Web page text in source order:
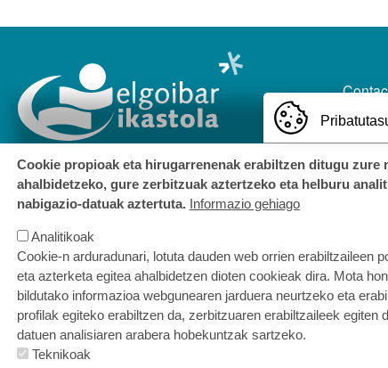
ORRI-
Cookie propioak eta hirugarrenenak erabiltzen ditugu zure
ahalbidetzeko, gure zerbitzuak aztertzeko eta helburu
nabigazio-datuak aztertuta. Informazio gehiago
Analitikoak
Cookie-n arduradunari, lotuta dauden web orrien erabiltzaileen
eta azterketa egitea ahalbidetzen dioten cookieak dira. Mota
bildutako informazioa webgunearen jarduera neurtzeko eta
profilak egiteko erabiltzen da, zerbitzuaren erabiltzaileek egiten
datuen analisiaren arabera hobekuntzak sartzeko.
Teknikoak